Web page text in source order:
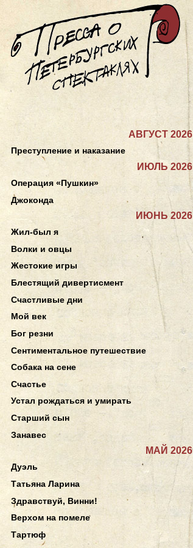
АВГУСТ 2026
Преступление и наказание
ИЮЛЬ 2026
Операция «Пушкин»
Джоконда
ИЮНЬ 2026
Жил-был я
Волки и овцы
Жестокие игры
Блестящий дивертисмент
Счастливые дни
Мой век
Бог резни
Сентиментальное путешествие
Собака на сене
Счастье
Устал рождаться и умирать
Старший сын
Занавес
МАЙ 2026
Дуэль
Татьяна Ларина
Здравствуй, Винни!
Верхом на помеле
Тартюф